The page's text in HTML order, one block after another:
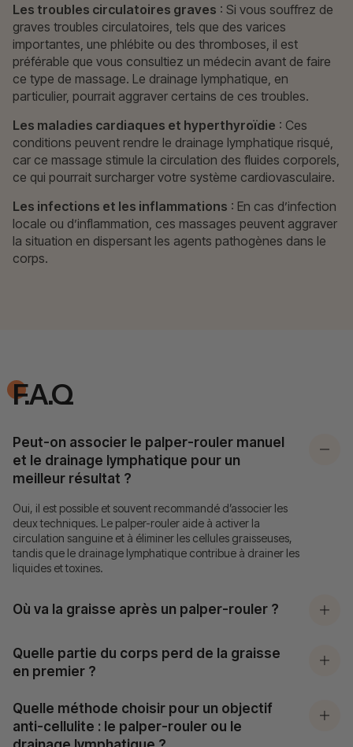
Les troubles circulatoires graves : Si vous souffrez de
graves troubles circulatoires, tels que des varices
importantes, une phlébite ou des thromboses, il est
préférable que vous consultiez un médecin avant de faire
ce type de massage. Le drainage lymphatique, en
particulier, pourrait aggraver certains de ces troubles.
Les maladies cardiaques et hyperthyroïdie : Ces
conditions peuvent rendre le drainage lymphatique risqué,
car ce massage stimule la circulation des fluides corporels,
ce qui pourrait surcharger votre système cardiovasculaire.
Les infections et les inflammations : En cas d’infection
locale ou d’inflammation, ces massages peuvent aggraver
la situation en dispersant les agents pathogènes dans le
corps.
F.A.Q
Peut-on associer le palper-rouler manuel
et le drainage lymphatique pour un
meilleur résultat ?
Oui, il est possible et souvent recommandé d’associer les
deux techniques. Le palper-rouler aide à activer la
circulation sanguine et à éliminer les cellules graisseuses,
tandis que le drainage lymphatique contribue à drainer les
liquides et toxines.
Où va la graisse après un palper-rouler ?
Quelle partie du corps perd de la graisse
en premier ?
Quelle méthode choisir pour un objectif
anti-cellulite : le palper-rouler ou le